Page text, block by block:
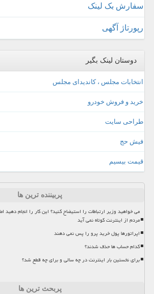
سفارش بک لینک
رپورتاژ آگهی
دوستان لینک بگیر
انتخابات مجلس ، کاندیدای مجلس
خرید و فروش خودرو
طراحی سایت
فیش حج
قیمت بیسیم
پربیننده ترین ها
می خواهید وزیر ارتباطات را استیضاح کنید؟ این کار را انجام دهید
مردم از اینترنت کوتاه نمی آید
اپراتورها پول خرید پرو را پس نمی دهند
کدام حساب ها حذف شدند؟
برای نخستین بار اینترنت در چه سالی و برای چه قطع شد؟
پربحث ترین ها